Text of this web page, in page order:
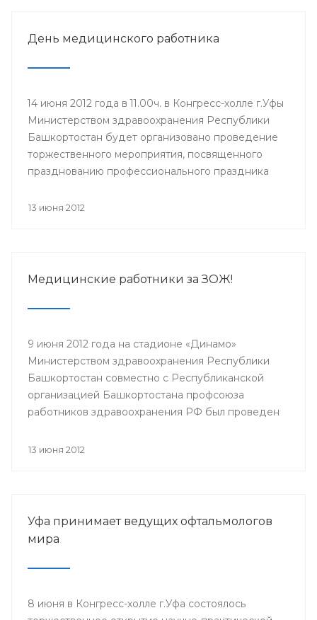
выпускники 2012 года.
День медицинского работника
14 июня 2012 года в 11.00ч. в Конгресс-холле г.Уфы
Министерством здравоохранения Республики
Башкортостан будет организовано проведение
торжественного мероприятия, посвященного
празднованию профессионального праздника
участия в мероприятии приглашены
государственных унитарных предприятий,
13 июня 2012
Медицинские работники за ЗОЖ!
9 июня 2012 года на стадионе «Динамо»
Министерством здравоохранения Республики
Башкортостан совместно с Республиканской
организацией Башкортостана профсоюза
работников здравоохранения РФ был проведен
отрасли здравоохранения, посвященный Дню
систематическим занятиям физической культурой
и спортом, укрепления здоровья работников
сферы здравоохранения.
13 июня 2012
Уфа принимает ведущих офтальмологов
мира
8 июня в Конгресс-холле г.Уфа состоялось